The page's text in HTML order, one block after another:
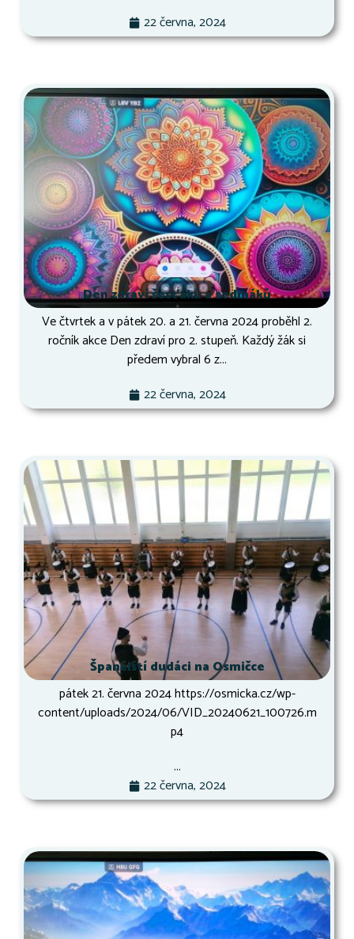
22 června, 2024
Den zdraví šesťáků a sedmáků
Ve čtvrtek a v pátek 20. a 21. června 2024 proběhl 2.
ročník akce Den zdraví pro 2. stupeň. Každý žák si
předem vybral 6 z...
22 června, 2024
Španělští dudáci na Osmičce
pátek 21. června 2024 https://osmicka.cz/wp-
content/uploads/2024/06/VID_20240621_100726.m
p4
...
22 června, 2024